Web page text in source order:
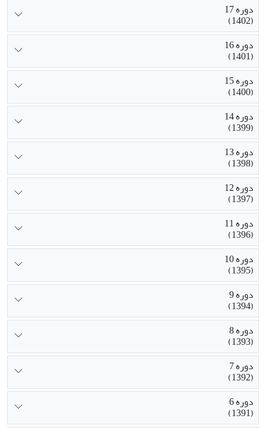
دوره 17
(1402)
دوره 16
(1401)
دوره 15
(1400)
دوره 14
(1399)
دوره 13
(1398)
دوره 12
(1397)
دوره 11
(1396)
دوره 10
(1395)
دوره 9
(1394)
دوره 8
(1393)
دوره 7
(1392)
دوره 6
(1391)